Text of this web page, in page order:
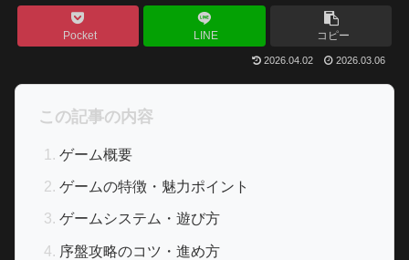
Pocket LINE コピー
2026.04.02 2026.03.06
この記事の内容
ゲーム概要
ゲームの特徴・魅力ポイント
ゲームシステム・遊び方
序盤攻略のコツ・進め方